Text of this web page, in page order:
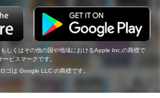
しくはその他の国や地域におけるApple Inc.の商標で
ビスマークです。
ゴは Google LLC の商標です。